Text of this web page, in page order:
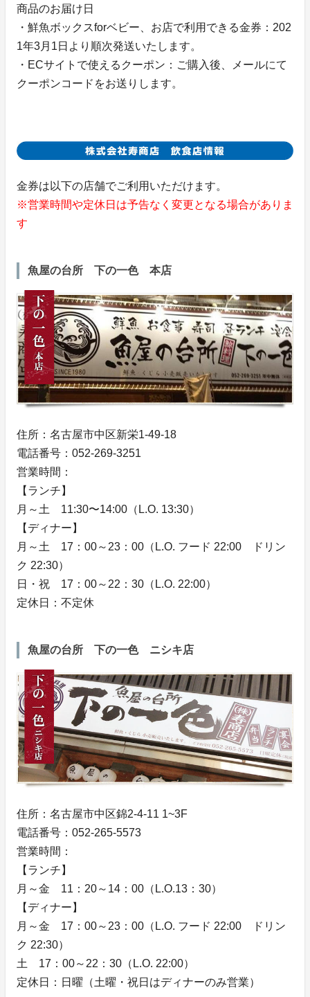
商品のお届け日
・鮮魚ボックスforベビー、お店で利用できる金券：202
1年3月1日より順次発送いたします。
・ECサイトで使えるクーポン：ご購入後、メールにて
クーポンコードをお送りします。
金券は以下の店舗でご利用いただけます。
※営業時間や定休日は予告なく変更となる場合がありま
す
魚屋の台所 下の一色 本店
住所：名古屋市中区新栄1-49-18
電話番号：052-269-3251
営業時間：
【ランチ】
月～土 11:30〜14:00（L.O. 13:30）
【ディナー】
月～土 17：00～23：00（L.O. フード 22:00 ドリン
ク 22:30）
日・祝 17：00～22：30（L.O. 22:00）
定休日：不定休
魚屋の台所 下の一色 ニシキ店
住所：名古屋市中区錦2-4-11 1~3F
電話番号：052-265-5573
営業時間：
【ランチ】
月～金 11：20～14：00（L.O.13：30）
【ディナー】
月～金 17：00～23：00（L.O. フード 22:00 ドリン
ク 22:30）
土 17：00～22：30（L.O. 22:00）
定休日：日曜（土曜・祝日はディナーのみ営業）